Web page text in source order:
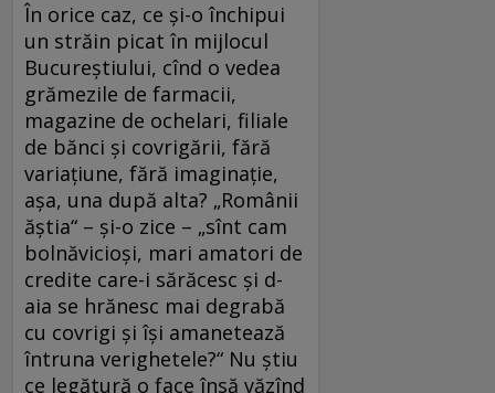
În orice caz, ce şi-o închipui
un străin picat în mijlocul
Bucureştiului, cînd o vedea
grămezile de farmacii,
magazine de ochelari, filiale
de bănci şi covrigării, fără
variaţiune, fără imaginaţie,
aşa, una după alta? „Românii
ăştia“ – şi-o zice – „sînt cam
bolnăvicioşi, mari amatori de
credite care-i sărăcesc şi d-
aia se hrănesc mai degrabă
cu covrigi şi îşi amanetează
întruna verighetele?“ Nu ştiu
ce legătură o face însă văzînd